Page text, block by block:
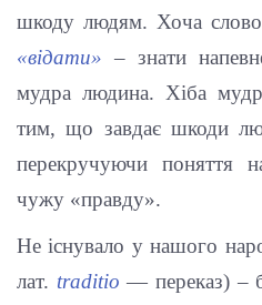
шкоду людям. Хоча слово
«відати» – знати
мудра людина. Хіба
тим, що завдає шкоди
перекручуючи поняття
чужу «правду».
Не існувало у нашого
лат. traditio — переказ) –